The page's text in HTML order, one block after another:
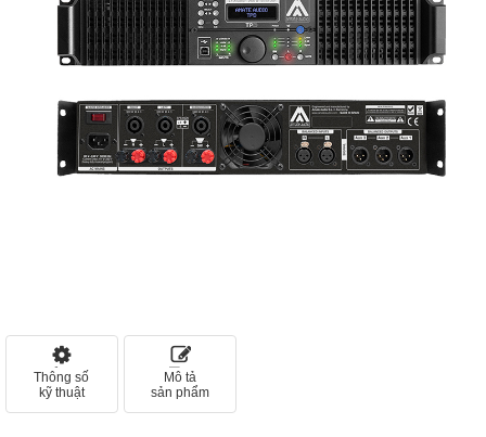
Thông số
kỹ thuật
Mô tả
sản phẩm